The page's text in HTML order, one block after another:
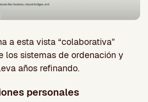
a esta vista “colaborativa”
los sistemas de ordenación y
años refinando.
personales